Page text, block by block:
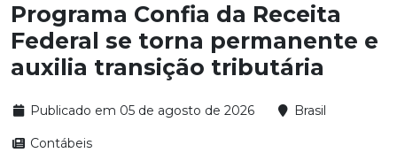
Programa Confia da Receita
Federal se torna permanente e
auxilia transição tributária
Publicado em 05 de agosto de 2026 Brasil
Contábeis